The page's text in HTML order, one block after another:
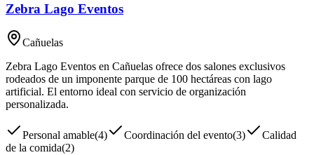
Zebra Lago Eventos
Cañuelas
Zebra Lago Eventos en Cañuelas ofrece dos salones exclusivos
rodeados de un imponente parque de 100 hectáreas con lago
artificial. El entorno ideal con servicio de organización
personalizada.
Personal amable(4) Coordinación del evento(3)
Calidad
de la comida(2)